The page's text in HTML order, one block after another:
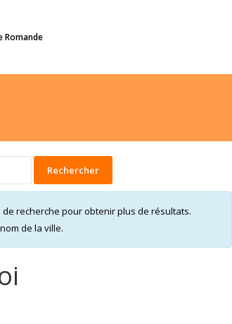
Romande
Rechercher
recherche pour obtenir plus de résultats.
de la ville.